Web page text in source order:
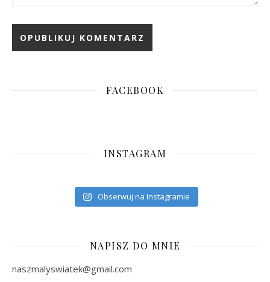
FACEBOOK
INSTAGRAM
Obserwuj na Instagramie
NAPISZ DO MNIE
naszmalyswiatek@gmail.com